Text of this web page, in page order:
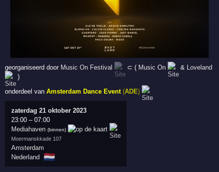
georganiseerd door Music On Festival ⊂ ( Music On & Loveland
)
onderdeel vanAmsterdam Dance Event (ADE)
zaterdag 21 oktober 2023
23:00 –07:00
Mediahaven (binnen)
Moermanskkade 107
Amsterdam
Nederland
🇳🇱